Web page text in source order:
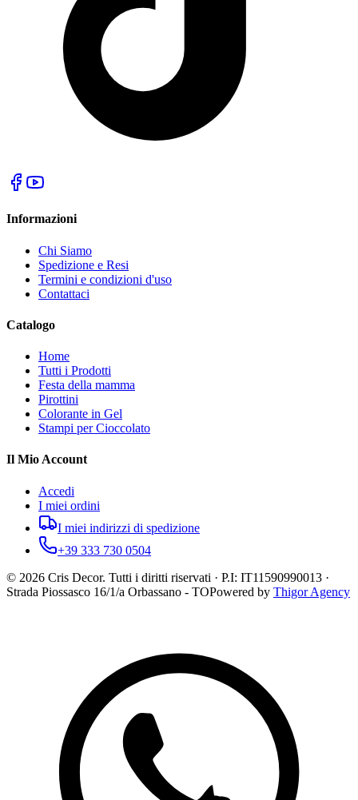
Informazioni
Chi Siamo
Spedizione e Resi
Termini e condizioni d'uso
Contattaci
Catalogo
Home
Tutti i Prodotti
Festa della mamma
Pirottini
Colorante in Gel
Stampi per Cioccolato
Il Mio Account
Accedi
I miei ordini
I miei indirizzi di spedizione
+39 333 730 0504
© 2026 Cris Decor. Tutti i diritti riservati · P.I: IT11590990013 ·
Strada Piossasco 16/1/a Orbassano - TOPowered by Thigor Agency